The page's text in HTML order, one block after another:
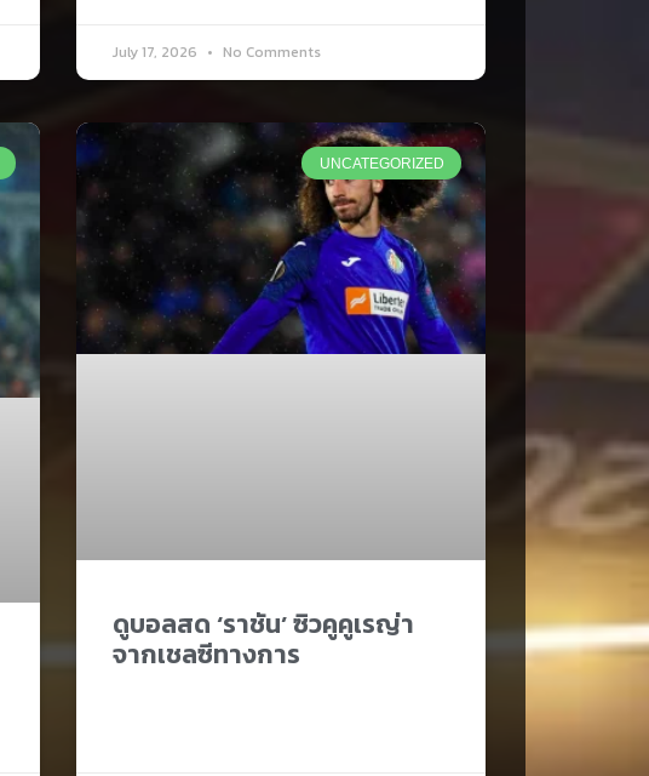
July 17, 2026 No Comments
UNCATEGORIZED
ดูบอลสด ‘ราชัน’ ซิวคูคูเรญ่า
จากเชลซีทางการ